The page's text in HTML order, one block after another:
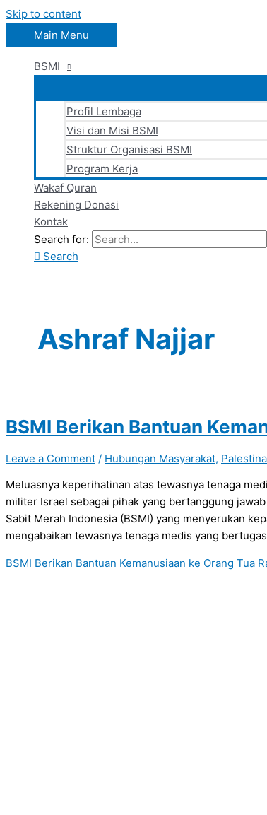
Skip to content
Main Menu
BSMI
Profil Lembaga
Visi dan Misi BSMI
Struktur Organisasi BSMI
Program Kerja
Wakaf Quran
Rekening Donasi
Kontak
Search for:
Search
Ashraf Najjar
BSMI Berikan Bantuan
Leave a Comment / Hubungan Masyarakat, Palestina
Meluasnya keperihatinan atas tewasnya tenaga
militer Israel sebagai pihak yang bertanggung
Sabit Merah Indonesia (BSMI) yang menyerukan
mengabaikan tewasnya tenaga medis yang
BSMI Berikan Bantuan Kemanusiaan ke Orang Tua